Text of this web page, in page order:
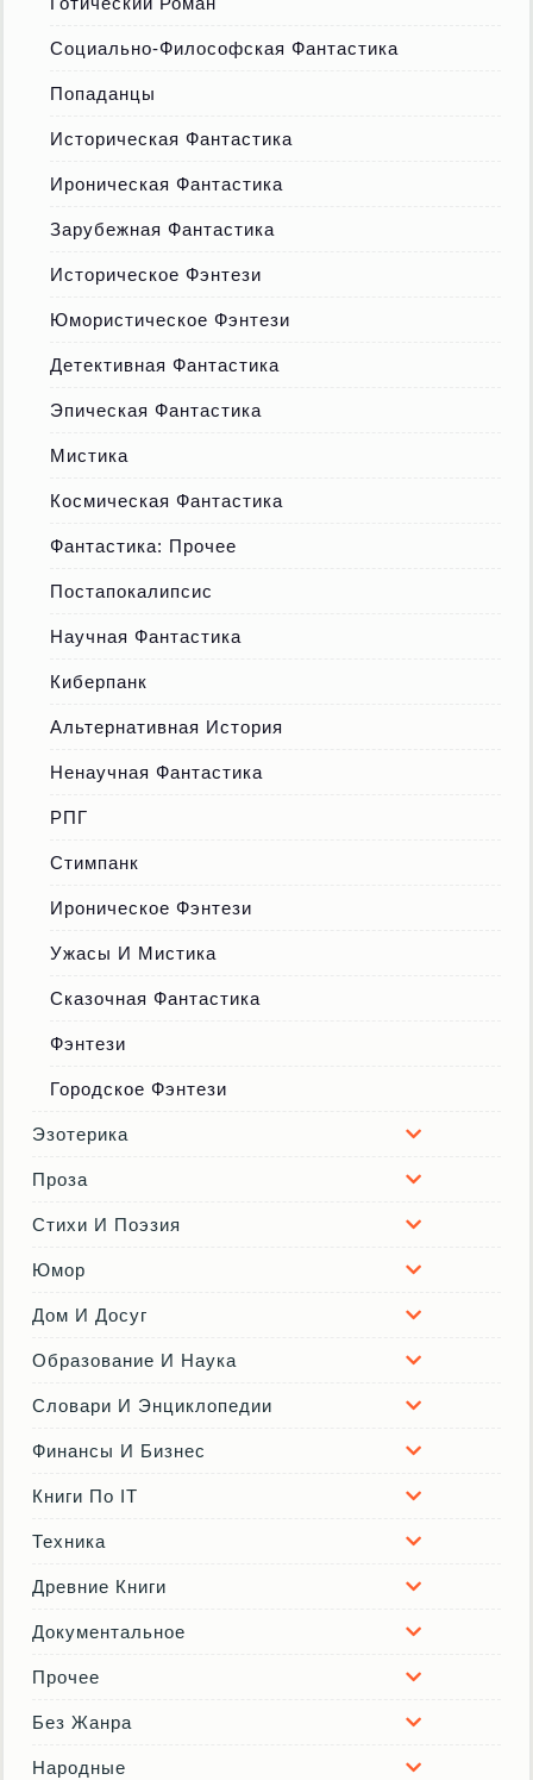
Социально-Философская Фантастика
Попаданцы
Историческая Фантастика
Ироническая Фантастика
Зарубежная Фантастика
Историческое Фэнтези
Юмористическое Фэнтези
Детективная Фантастика
Эпическая Фантастика
Мистика
Космическая Фантастика
Фантастика: Прочее
Постапокалипсис
Научная Фантастика
Киберпанк
Альтернативная История
Ненаучная Фантастика
РПГ
Стимпанк
Ироническое Фэнтези
Ужасы И Мистика
Сказочная Фантастика
Фэнтези
Городское Фэнтези
Эзотерика
Проза
Стихи И Поэзия
Юмор
Дом И Досуг
Образование И Наука
Словари И Энциклопедии
Финансы И Бизнес
Книги По IT
Техника
Древние Книги
Документальное
Прочее
Без Жанра
Народные